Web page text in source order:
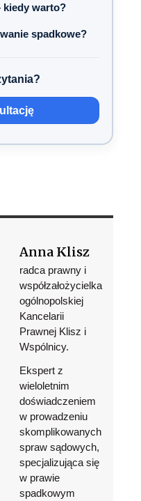
kiedy warto?
spadkowe?
Anna Klisz
radca prawny i
współzałożycielka
ogólnopolskiej
Kancelarii
Prawnej Klisz i
Wspólnicy.
Ekspert z
wieloletnim
doświadczeniem
w prowadzeniu
skomplikowanych
spraw sądowych,
specjalizująca się
w prawie
spadkowym